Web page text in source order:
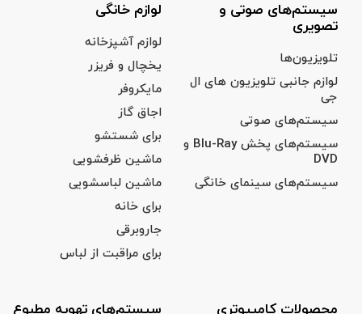
سیستم‌های صوتی و
تصویری
تلویزیون‌ها
لوازم جانبی تلویزیون های ال
جی
سیستم‌های صوتی
سیستم‌های پخش Blu-Ray و
DVD
سیستم‌های سینمای خانگی
لوازم خانگی
لوازم آشپزخانه
یخچال‌‌ و فریزر
مایکروفر
اجاق گاز
برای شستشو
ماشین ظرفشویی
ماشین لباسشویی
برای خانه
جاروبرقی
برای مراقبت از لباس
محصولات کامپیوتری سیستم‌های تهویه مطبوع